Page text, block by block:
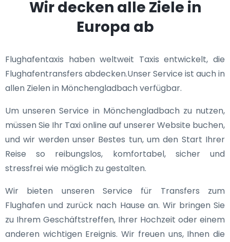
Wir decken alle Ziele in
Europa ab
Flughafentaxis haben weltweit Taxis entwickelt, die
Flughafentransfers abdecken.Unser Service ist auch in
allen Zielen in Mönchengladbach verfügbar.
Um unseren Service in Mönchengladbach zu nutzen,
müssen Sie Ihr Taxi online auf unserer Website buchen,
und wir werden unser Bestes tun, um den Start Ihrer
Reise so reibungslos, komfortabel, sicher und
stressfrei wie möglich zu gestalten.
Wir bieten unseren Service für Transfers zum
Flughafen und zurück nach Hause an. Wir bringen Sie
zu Ihrem Geschäftstreffen, Ihrer Hochzeit oder einem
anderen wichtigen Ereignis. Wir freuen uns, Ihnen die